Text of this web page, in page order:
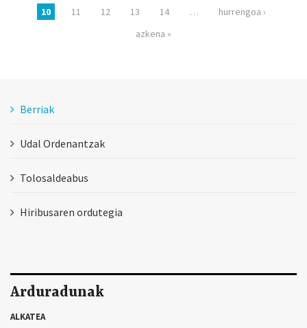
10
11 12 13 14 …
hurrengoa ›
azkena »
Berriak
Udal Ordenantzak
Tolosaldeabus
Hiribusaren ordutegia
Arduradunak
ALKATEA